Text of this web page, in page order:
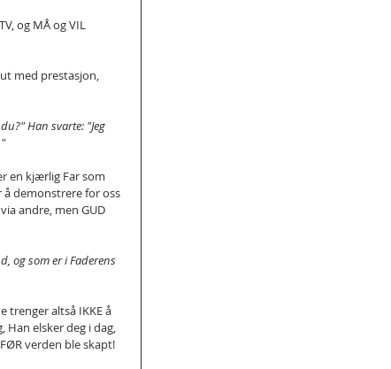
og MÅ og VIL
med prestasjon,
Han svarte: "Jeg
en kjærlig Far som
å demonstrere for oss
andre, men GUD
og som er i Faderens
trenger altså IKKE å
Han elsker deg i dag,
verden ble skapt!